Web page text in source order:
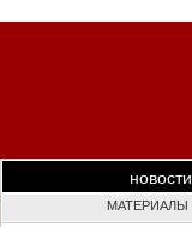
новости
МАТЕРИАЛЫ